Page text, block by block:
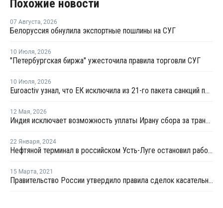
Похожие новости
07 Августа, 2026
Белоруссия обнулила экспортные пошлины на СУГ
10 Июля, 2026
"Петербургская биржа" ужесточила правила торговли СУГ
10 Июля, 2026
Euroactiv узнал, что ЕК исключила из 21-го пакета санкций против России
12 Мая, 2026
Индия исключает возможность уплаты Ирану сбора за транзит нефти и газа через Ормузский пролив
22 Января, 2024
Нефтяной терминал в российском Усть-Луге остановил работу после атаки украинских дронов
15 Марта, 2021
Правительство России утвердило правила сделок касательно обратного акциза на этан и СУГ